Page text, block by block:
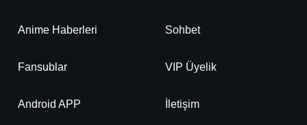
Anime Haberleri Sohbet
Fansublar VIP Üyelik
Android APP İletişim